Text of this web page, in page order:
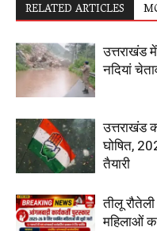
RELATED ARTICLES
उत्तराखंड
नदियां
उत्तराखंड
घोषित,
तैयारी
तीलू
महिलाओं